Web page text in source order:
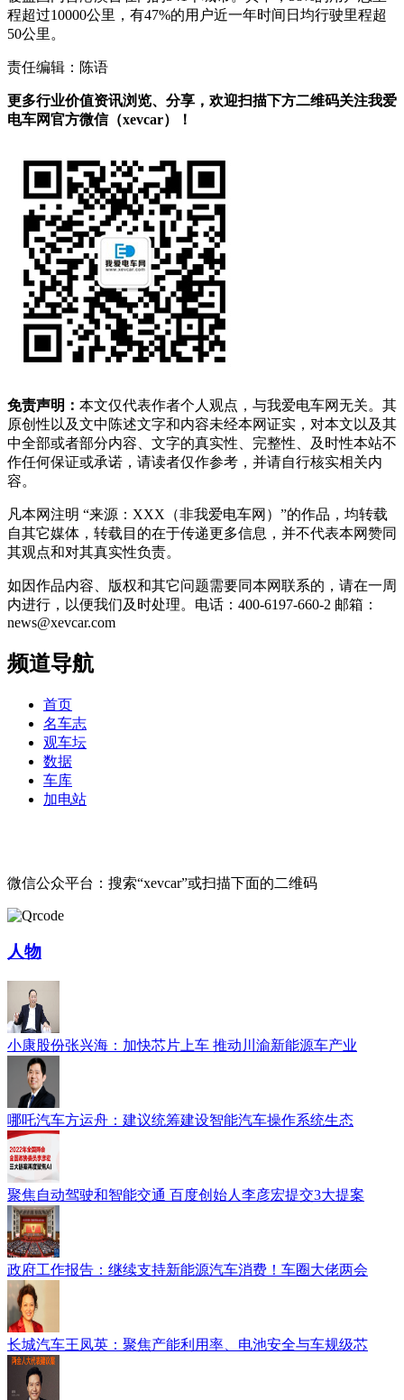
程超过10000公里，有47%的用户近一年时间日均行驶里程超
50公里。
责任编辑：陈语
更多行业价值资讯浏览、分享，欢迎扫描下方二维码关注我爱
电车网官方微信（xevcar）！
免责声明： 本文仅代表作者个人观点，与我爱电车网无关。其
原创性以及文中陈述文字和内容未经本网证实，对本文以及其
中全部或者部分内容、文字的真实性、完整性、及时性本站不
作任何保证或承诺，请读者仅作参考，并请自行核实相关内
容。
凡本网注明 “来源：XXX（非我爱电车网）”的作品，均转载
自其它媒体，转载目的在于传递更多信息，并不代表本网赞同
其观点和对其真实性负责。
如因作品内容、版权和其它问题需要同本网联系的，请在一周
内进行，以便我们及时处理。电话：400-6197-660-2 邮箱：
news@xevcar.com
频道导航
首页
名车志
观车坛
数据
车库
加电站
微信公众平台：搜索“xevcar”或扫描下面的二维码
人物
小康股份张兴海：加快芯片上车 推动川渝新能源车产业
哪吒汽车方运舟：建议统筹建设智能汽车操作系统生态
聚焦自动驾驶和智能交通 百度创始人李彦宏提交3大提案
政府工作报告：继续支持新能源汽车消费！车圈大佬两会
长城汽车王凤英：聚焦产能利用率、电池安全与车规级芯